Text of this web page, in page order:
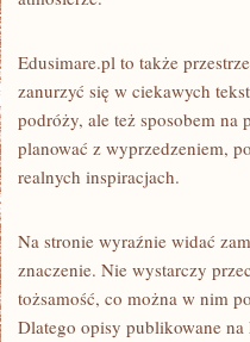
Edusimare.pl to także
zanurzyć się w ciekawych
podróży, ale też sposobem na
planować z wyprzedzeniem,
realnych inspiracjach.
Na stronie wyraźnie widać
znaczenie. Nie wystarczy
tożsamość, co można w nim
Dlatego opisy publikowane